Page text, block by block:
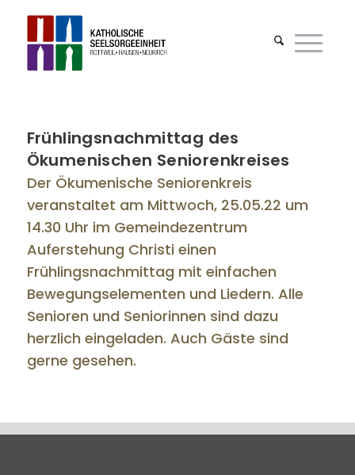
Frühlingsnachmittag des
Ökumenischen Seniorenkreises
Der Ökumenische Seniorenkreis
veranstaltet am Mittwoch, 25.05.22 um
14.30 Uhr im Gemeindezentrum
Auferstehung Christi einen
Frühlingsnachmittag mit einfachen
Bewegungselementen und Liedern. Alle
Senioren und Seniorinnen sind dazu
herzlich eingeladen. Auch Gäste sind
gerne gesehen.